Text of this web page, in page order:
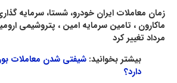
زمان معاملات ایران خودرو، شستا، سرمایه
مرداد تغییر کرد
بیشتر بخوانید: شیفتی شدن معاملات
دارد؟